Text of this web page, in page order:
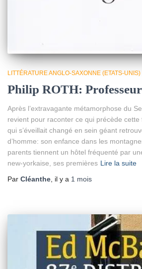
LITTÉRATURE ANGLO-SAXONNE (ETATS-UNIS)
Philip ROTH:
Après l’extravagante métamorphose du
revient pour raconter ce qui précède cette
qui s’éveillait changé en sein géant
d’homme: son enfance dans les
parents tiennent un hôtel fréquenté par
new-yorkaise, ses premières Lire la suite
Par Cléanthe, il y a 1 mois